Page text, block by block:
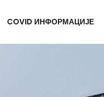
COVID ИНФОРМАЦИЈЕ